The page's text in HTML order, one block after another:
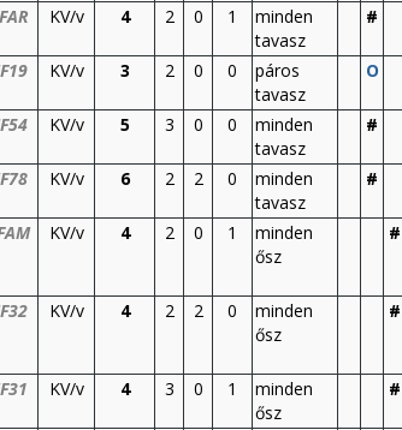
KV/v 4 2 0 1
minden
tavasz
#
KV/v 3 2 0 0
páros
tavasz
O
KV/v 5 3 0 0
minden
tavasz
#
KV/v 6 2 2 0
minden
tavasz
#
KV/v 4 2 0 1
minden
ősz
#
KV/v 4 2 2 0
minden
ősz
#
KV/v 4 3 0 1
minden
ősz
#